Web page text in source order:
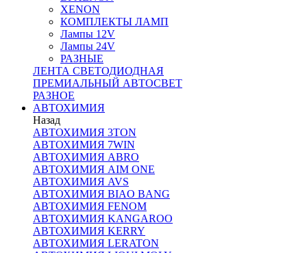
XENON
КОМПЛЕКТЫ ЛАМП
Лампы 12V
Лампы 24V
РАЗНЫЕ
ЛЕНТА СВЕТОДИОДНАЯ
ПРЕМИАЛЬНЫЙ АВТОСВЕТ
РАЗНОЕ
АВТОХИМИЯ
Назад
АВТОХИМИЯ 3TON
АВТОХИМИЯ 7WIN
АВТОХИМИЯ ABRO
АВТОХИМИЯ AIM ONE
АВТОХИМИЯ AVS
АВТОХИМИЯ BIAO BANG
АВТОХИМИЯ FENOM
АВТОХИМИЯ KANGAROO
АВТОХИМИЯ KERRY
АВТОХИМИЯ LERATON